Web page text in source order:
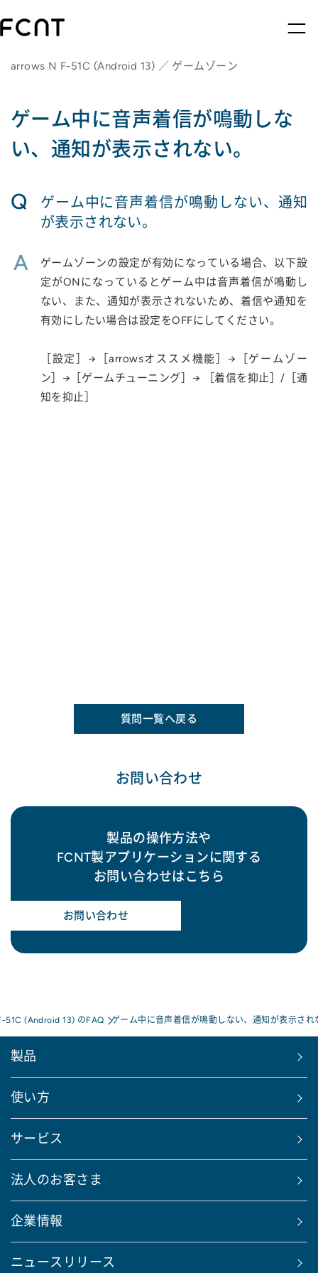
arrows N F-51C (Android 13) ／ ゲームゾーン
ゲーム中に音声着信が鳴動しな
い、通知が表示されない。
Q
ゲーム中に音声着信が鳴動しない、通知
が表示されない。
A
ゲームゾーンの設定が有効になっている場合、以下設
定がONになっているとゲーム中は音声着信が鳴動し
ない、また、通知が表示されないため、着信や通知を
有効にしたい場合は設定をOFFにしてください。
［設定］→［arrowsオススメ機能］→［ゲームゾー
ン］→［ゲームチューニング］→ ［着信を抑止］/［通
知を抑止］
質問一覧へ戻る
お問い合わせ
製品の操作方法や
FCNT製アプリケーションに関する
お問い合わせはこちら
お問い合わせ
51C (Android 13) のFAQ ゲーム中に音声着信が鳴動しない、通知が表示され
製品
使い方
サービス
法人のお客さま
企業情報
ニュースリリース